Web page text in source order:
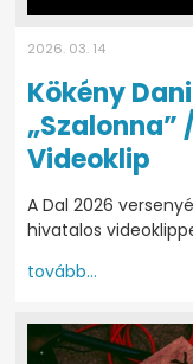
2026. 03. 14
Kökény
„Szalonna”
Videoklip
A Dal 2026
hivatalos
tovább...